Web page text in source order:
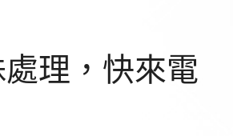
理，快來電